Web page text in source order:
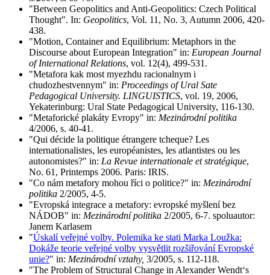
"Between Geopolitics and Anti-Geopolitics: Czech Political
Thought". In: Geopolitics, Vol. 11, No. 3, Autumn 2006, 420-
438.
"Motion, Container and Equilibrium: Metaphors in the
Discourse about European Integration" in: European Journal
of International Relations, vol. 12(4), 499-531.
"Metafora kak most myezhdu racionalnym i
chudozhestvennym" in: Proceedings of Ural Sate
Pedagogical University. LINGUISTICS, vol. 19, 2006,
Yekaterinburg: Ural State Pedagogical University, 116-130.
"Metaforické plakáty Evropy" in: Mezinárodní politika
4/2006, s. 40-41.
"Qui décide la politique étrangere tcheque? Les
internationalistes, les européanistes, les atlantistes ou les
autonomistes?" in: La Revue internationale et stratégique,
No. 61, Printemps 2006. Paris: IRIS.
"Co nám metafory mohou říci o politice?" in: Mezinárodní
politika 2/2005, 4-5.
"Evropská integrace a metafory: evropské myšlení bez
NÁDOB" in: Mezinárodní politika 2/2005, 6-7. spoluautor:
Janem Karlasem
"Úskalí veřejné volby. Polemika ke stati Marka Loužka:
Dokáže teorie veřejné volby vysvětlit rozšiřování Evropské
unie?" in: Mezinárodní vztahy, 3/2005, s. 112-118.
"The Problem of Structural Change in Alexander Wendt‘s